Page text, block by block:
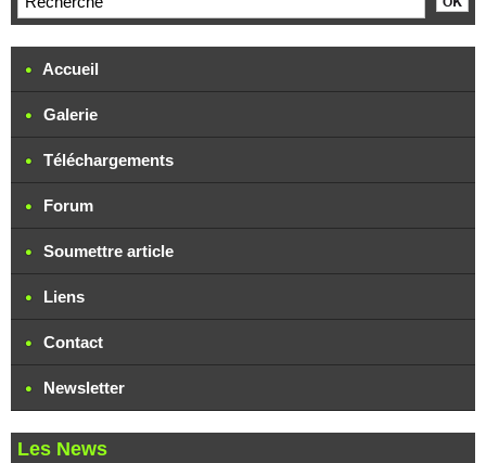
Accueil
Galerie
Téléchargements
Forum
Soumettre article
Liens
Contact
Newsletter
Les News